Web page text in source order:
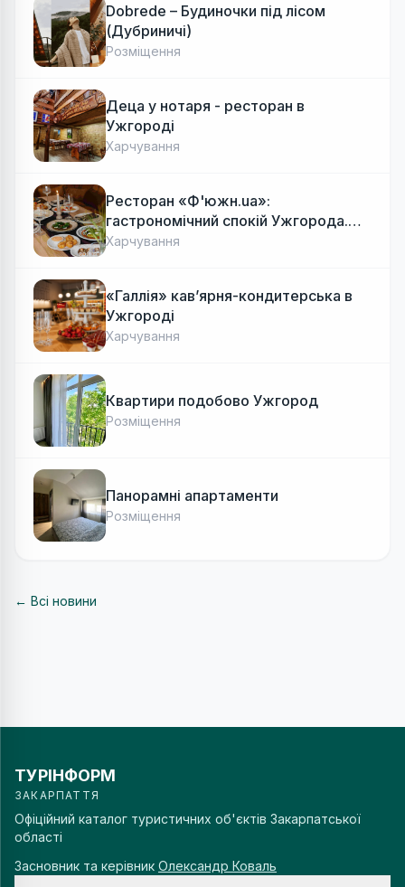
Dobrede – Будиночки під лісом
(Дубриничі)
Розміщення
Деца у нотаря - ресторан в
Ужгороді
Харчування
Ресторан «Ф'южн.ua»:
гастрономічний спокій Ужгорода.
Авторська локальна кухня, затишок
Харчування
«Галлія» кав’ярня-кондитерська в
Ужгороді
Харчування
Квартири подобово Ужгород
Розміщення
Панорамні апартаменти
Розміщення
← Всі новини
ТУРІНФОРМ
ЗАКАРПАТТЯ
Офіційний каталог туристичних об'єктів Закарпатської
області
Засновник та керівник Олександр Коваль